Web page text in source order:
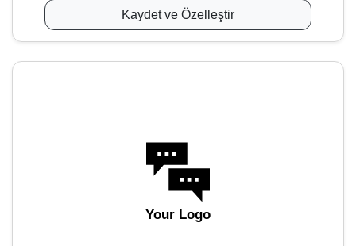
Kaydet ve Özelleştir
Your Logo